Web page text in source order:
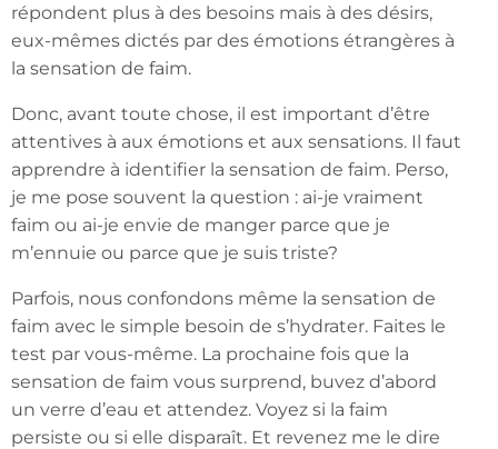
répondent plus à des besoins mais à des désirs,
eux-mêmes dictés par des émotions étrangères à
la sensation de faim.
Donc, avant toute chose, il est important d’être
attentives à aux émotions et aux sensations. Il faut
apprendre à identifier la sensation de faim. Perso,
je me pose souvent la question : ai-je vraiment
faim ou ai-je envie de manger parce que je
m’ennuie ou parce que je suis triste?
Parfois, nous confondons même la sensation de
faim avec le simple besoin de s’hydrater. Faites le
test par vous-même. La prochaine fois que la
sensation de faim vous surprend, buvez d’abord
un verre d’eau et attendez. Voyez si la faim
persiste ou si elle disparaît. Et revenez me le dire